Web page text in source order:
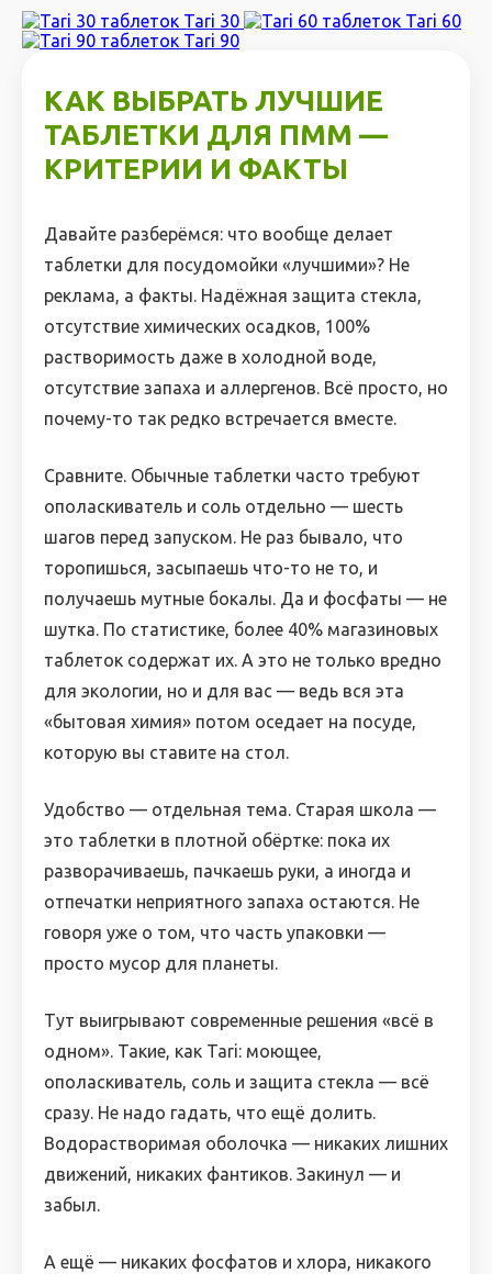
Tari 30
Tari 60
Tari 90
КАК ВЫБРАТЬ ЛУЧШИЕ
ТАБЛЕТКИ ДЛЯ ПММ —
КРИТЕРИИ И ФАКТЫ
Давайте разберёмся: что вообще делает
таблетки для посудомойки «лучшими»? Не
реклама, а факты. Надёжная защита стекла,
отсутствие химических осадков, 100%
растворимость даже в холодной воде,
отсутствие запаха и аллергенов. Всё просто, но
почему-то так редко встречается вместе.
Сравните. Обычные таблетки часто требуют
ополаскиватель и соль отдельно — шесть
шагов перед запуском. Не раз бывало, что
торопишься, засыпаешь что-то не то, и
получаешь мутные бокалы. Да и фосфаты — не
шутка. По статистике, более 40% магазиновых
таблеток содержат их. А это не только вредно
для экологии, но и для вас — ведь вся эта
«бытовая химия» потом оседает на посуде,
которую вы ставите на стол.
Удобство — отдельная тема. Старая школа —
это таблетки в плотной обёртке: пока их
разворачиваешь, пачкаешь руки, а иногда и
отпечатки неприятного запаха остаются. Не
говоря уже о том, что часть упаковки —
просто мусор для планеты.
Тут выигрывают современные решения «всё в
одном». Такие, как Tari: моющее,
ополаскиватель, соль и защита стекла — всё
сразу. Не надо гадать, что ещё долить.
Водорастворимая оболочка — никаких лишних
движений, никаких фантиков. Закинул — и
забыл.
А ещё — никаких фосфатов и хлора, никакого